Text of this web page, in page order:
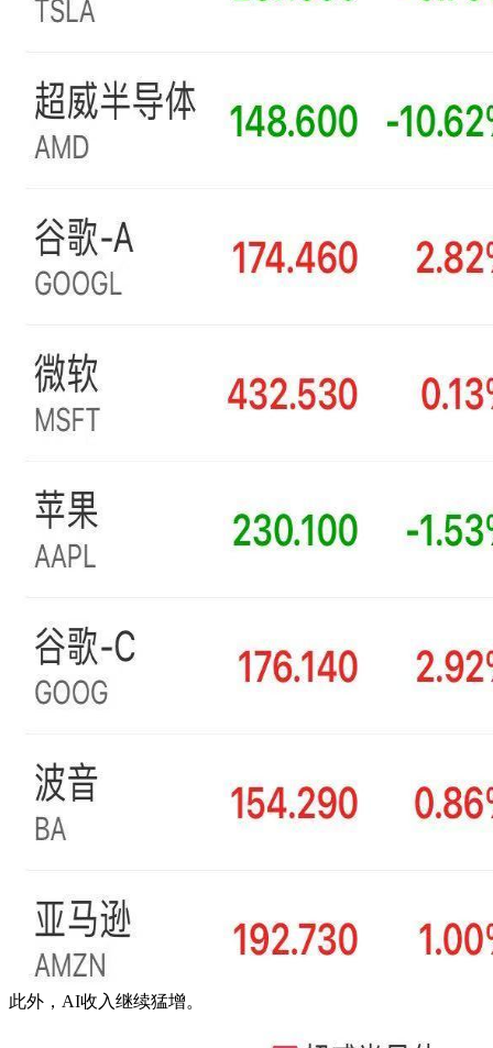
此外，AI收入继续猛增。